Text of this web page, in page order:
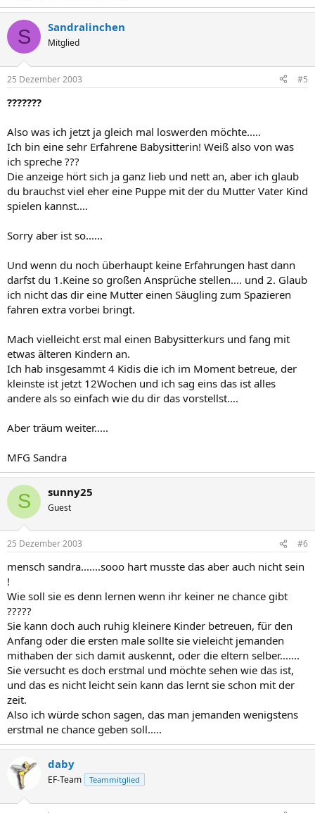
S Sandralinchen
Mitglied
25 Dezember 2003 #5
???????
Also was ich jetzt ja gleich mal loswerden möchte.....
Ich bin eine sehr Erfahrene Babysitterin! Weiß also von was
ich spreche ???
Die anzeige hört sich ja ganz lieb und nett an, aber ich glaub
du brauchst viel eher eine Puppe mit der du Mutter Vater Kind
spielen kannst....
Sorry aber ist so......
Und wenn du noch überhaupt keine Erfahrungen hast dann
darfst du 1.Keine so großen Ansprüche stellen.... und 2. Glaub
ich nicht das dir eine Mutter einen Säugling zum Spazieren
fahren extra vorbei bringt.
Mach vielleicht erst mal einen Babysitterkurs und fang mit
etwas älteren Kindern an.
Ich hab insgesammt 4 Kidis die ich im Moment betreue, der
kleinste ist jetzt 12Wochen und ich sag eins das ist alles
andere als so einfach wie du dir das vorstellst....
Aber träum weiter.....
MFG Sandra
S sunny25
Guest
25 Dezember 2003 #6
mensch sandra.......sooo hart musste das aber auch nicht sein
!
Wie soll sie es denn lernen wenn ihr keiner ne chance gibt
?????
Sie kann doch auch ruhig kleinere Kinder betreuen, für den
Anfang oder die ersten male sollte sie vieleicht jemanden
mithaben der sich damit auskennt, oder die eltern selber.......
Sie versucht es doch erstmal und möchte sehen wie das ist,
und das es nicht leicht sein kann das lernt sie schon mit der
zeit.
Also ich würde schon sagen, das man jemanden wenigstens
erstmal ne chance geben soll.....
daby
EF-Team Teammitglied